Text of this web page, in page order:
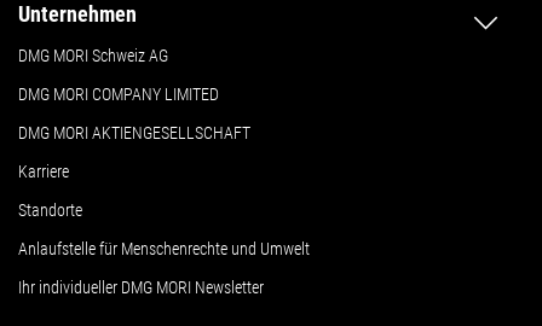
Unternehmen
DMG MORI Schweiz AG
DMG MORI COMPANY LIMITED
DMG MORI AKTIENGESELLSCHAFT
Karriere
Standorte
Anlaufstelle für Menschenrechte und Umwelt
Ihr individueller DMG MORI Newsletter